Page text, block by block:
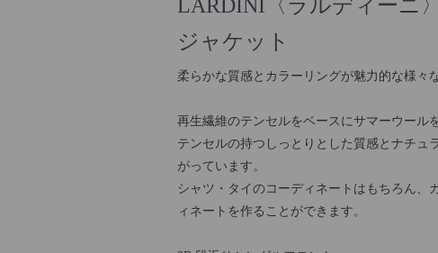
LARDINI〈ラルディーニ〉
ジャケット
柔らかな質感とカラーリングが魅力的な様々
再生繊維のテンセルをベースにサマーウール
テンセルの持つしっとりとした質感とナチュ
がっています。
シャツ・タイのコーディネートはもちろん
ィネートを作ることができます。